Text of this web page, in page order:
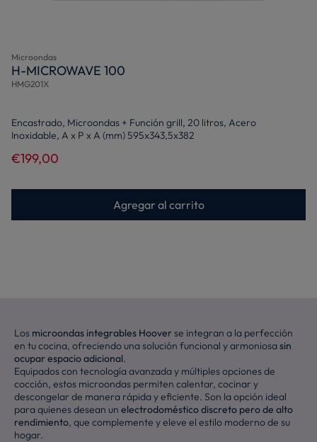
Microondas
H-MICROWAVE 100
HMG201X
Encastrado, Microondas + Función grill, 20 litros, Acero
Inoxidable, A x P x A (mm) 595x343,5x382
€199,00
Agregar al carrito
Los microondas integrables Hoover se integran a la perfección
en tu cocina, ofreciendo una solución funcional y armoniosa sin
ocupar espacio adicional.
Equipados con tecnología avanzada y múltiples opciones de
cocción, estos microondas permiten calentar, cocinar y
descongelar de manera rápida y eficiente. Son la opción ideal
para quienes desean un electrodoméstico discreto pero de alto
rendimiento, que complemente y eleve el estilo moderno de su
hogar.